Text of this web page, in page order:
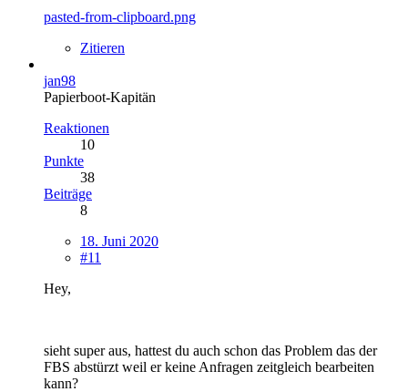
pasted-from-clipboard.png
Zitieren
jan98
Papierboot-Kapitän
Reaktionen
10
Punkte
38
Beiträge
8
18. Juni 2020
#11
Hey,
sieht super aus, hattest du auch schon das Problem das der
FBS abstürzt weil er keine Anfragen zeitgleich bearbeiten
kann?